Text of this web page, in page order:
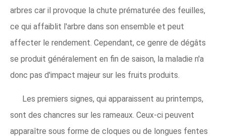
arbres car il provoque la chute prématurée des feuilles,
ce qui affaiblit l'arbre dans son ensemble et peut
affecter le rendement. Cependant, ce genre de dégâts
se produit généralement en fin de saison, la maladie n'a
donc pas d'impact majeur sur les fruits produits.
Les premiers signes, qui apparaissent au printemps,
sont des chancres sur les rameaux. Ceux-ci peuvent
apparaître sous forme de cloques ou de longues fentes